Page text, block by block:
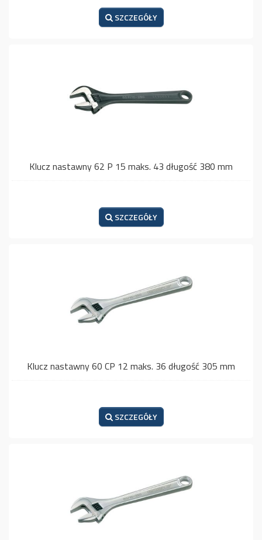
SZCZEGÓŁY
Klucz nastawny 62 P 15 maks. 43 długość 380 mm
SZCZEGÓŁY
Klucz nastawny 60 CP 12 maks. 36 długość 305 mm
SZCZEGÓŁY